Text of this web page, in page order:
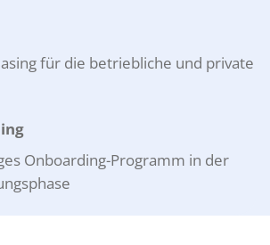
für die betriebliche und private
Onboarding-Programm in der